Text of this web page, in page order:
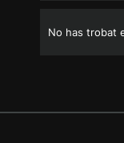
No has trobat